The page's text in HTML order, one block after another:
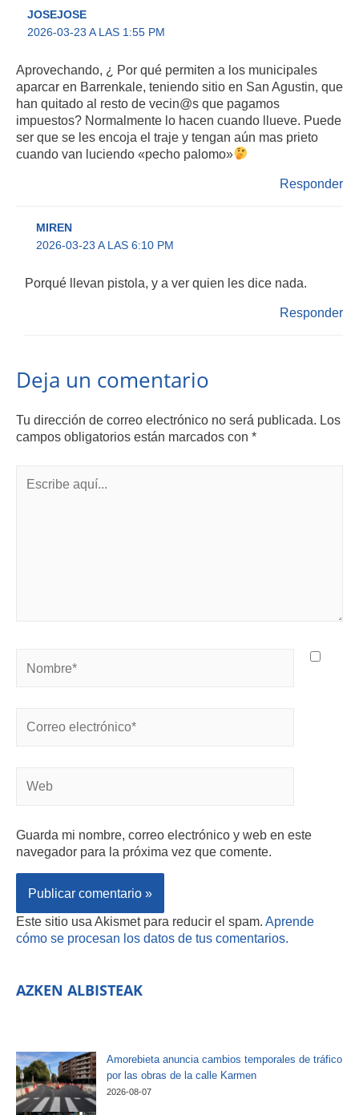
JOSEJOSE
2026-03-23 A LAS 1:55 PM
Aprovechando, ¿ Por qué permiten a los municipales
aparcar en Barrenkale, teniendo sitio en San Agustin, que
han quitado al resto de vecin@s que pagamos
impuestos? Normalmente lo hacen cuando llueve. Puede
ser que se les encoja el traje y tengan aún mas prieto
cuando van luciendo «pecho palomo»
Responder
MIREN
2026-03-23 A LAS 6:10 PM
Porqué llevan pistola, y a ver quien les dice nada.
Responder
Deja un comentario
Tu dirección de correo electrónico no será publicada. Los
campos obligatorios están marcados con *
Guarda mi nombre, correo electrónico y web en este
navegador para la próxima vez que comente.
Este sitio usa Akismet para reducir el spam. Aprende
cómo se procesan los datos de tus comentarios.
AZKEN ALBISTEAK
Amorebieta anuncia cambios temporales de tráfico
por las obras de la calle Karmen
2026-08-07